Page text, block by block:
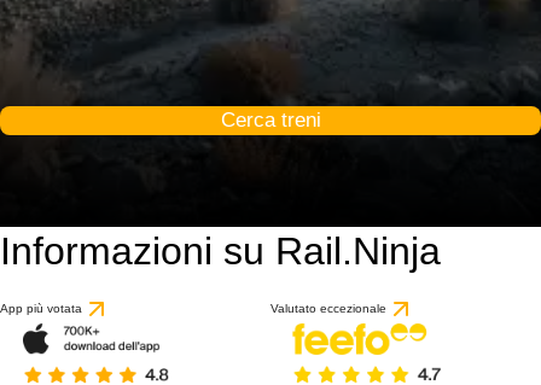
Cerca treni
Informazioni su Rail.Ninja
App più votata Valutato eccezionale